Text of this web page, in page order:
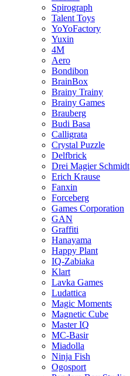
Spirograph
Talent Toys
YoYoFactory
Yuxin
4M
Aero
Bondibon
BrainBox
Brainy Trainy
Brainy Games
Brauberg
Budi Basa
Calligrata
Crystal Puzzle
Delfbrick
Drei Magier Schmidt
Erich Krause
Fanxin
Forceberg
Games Corporation
GAN
Graffiti
Hanayama
Happy Plant
IQ-Zabiaka
Klart
Lavka Games
Ludattica
Magic Moments
Magnetic Cube
Master IQ
MC-Basir
Miadolla
Ninja Fish
Ogosport